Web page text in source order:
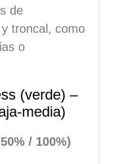
de
troncal, como
o
(verde) –
media)
/ 100%)